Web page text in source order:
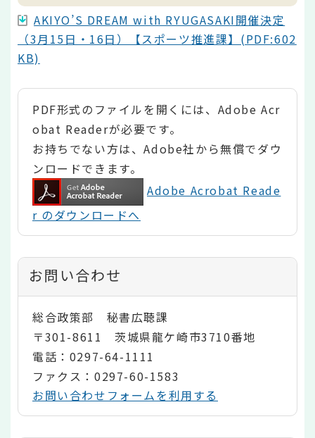
AKIYO’S DREAM with RYUGASAKI開催決定
（3月15日・16日）【スポーツ推進課】(PDF:602
KB)
PDF形式のファイルを開くには、Adobe Acr
obat Readerが必要です。
お持ちでない方は、Adobe社から無償でダウ
ンロードできます。
Adobe Acrobat Reade
r のダウンロードへ
お問い合わせ
総合政策部 秘書広聴課
〒301-8611 茨城県龍ケ崎市3710番地
電話：0297-64-1111
ファクス：0297-60-1583
お問い合わせフォームを利用する